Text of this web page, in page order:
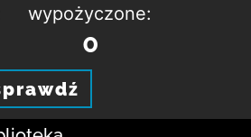
wypożyczone:
0